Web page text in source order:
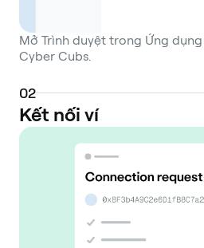
Mở Trình duyệt trong Ứng
Cyber Cubs.
02
Kết nối ví